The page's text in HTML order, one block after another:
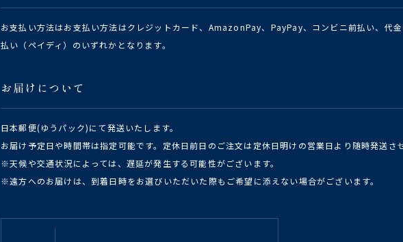
お支払い方法はお支払い方法はクレジットカード、AmazonPay、PayPay、コンビニ前払い、代
払い（ペイディ）のいずれかとなります。
お届けについて
日本郵便(ゆうパック)にて発送いたします。
お届け予定日や時間帯は指定可能です。定休日前日のご注文は定休日明けの営業日より随時発送さ
※天候や交通状況によっては、遅延が発生する可能性がございます。
※遠方へのお届けは、到着日時をお選びいただいた際もご希望に添えない場合がございます。